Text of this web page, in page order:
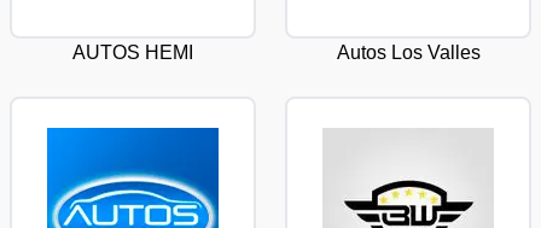
AUTOS HEMI Autos Los Valles